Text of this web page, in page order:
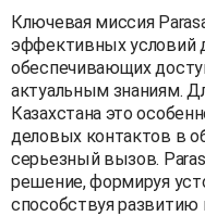
Ключевая миссия
эффективных условий
обеспечивающих
актуальным знаниям.
Казахстана это
деловых контактов в
серьезный вызов.
решение, формируя
способствуя развитию